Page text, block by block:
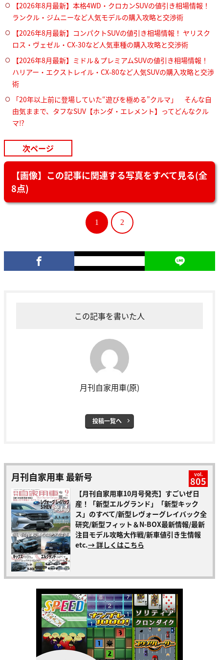
【2026年8月最新】本格4WD・クロカンSUVの値引き相場情報！
ランクル・ジムニーなど人気モデルの購入攻略と交渉術
【2026年8月最新】コンパクトSUVの値引き相場情報！ ヤリスク
ロス・ヴェゼル・CX-30など人気車種の購入攻略と交渉術
【2026年8月最新】ミドル＆プレミアムSUVの値引き相場情報！
ハリアー・エクストレイル・CX-80など人気SUVの購入攻略と交渉
術
「20年以上前に登場していた“遊びを極める”クルマ」 そんな自
由気ままで、タフなSUV【ホンダ・エレメント】ってどんなクル
マ⁉︎
次ページ
【画像】この記事に関連する写真をすべて見る(全
8点)
1 2
この記事を書いた人
月刊自家用車(原)
投稿一覧へ
月刊自家用車 最新号 vol.
805
【月刊自家用車10月号発売】すごいぜ日
産！「新型エルグランド」「新型キック
ス」のすべて/新型レヴォーグレイバック全
研究/新型フィット＆N-BOX最新情報/最新
注目モデル攻略大作戦/新車値引き生情報
etc.→ 詳しくはこちら